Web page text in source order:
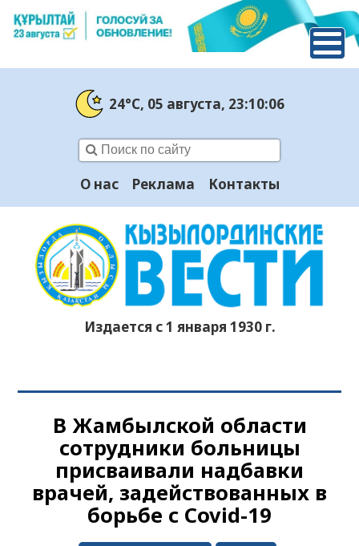
24°C, 05 августа, 23:10:07
О нас Реклама Контакты
Издается с 1 января 1930 г.
В Жамбылской области
сотрудники больницы
присваивали надбавки
врачей, задействованных в
борьбе с Covid-19